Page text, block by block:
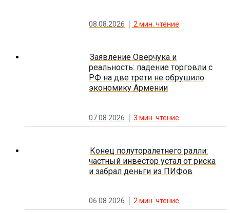
08.08.2026 2 мин. чтение
Заявление Оверчука и
реальность: падение торговли с
РФ на две трети не обрушило
экономику Армении
07.08.2026 3 мин. чтение
Конец полуторалетнего ралли:
частный инвестор устал от риска
и забрал деньги из ПИФов
06.08.2026 2 мин. чтение